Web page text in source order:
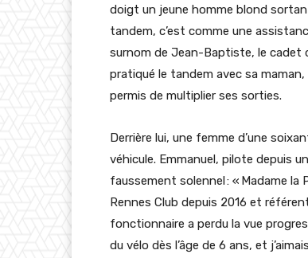
doigt un jeune homme blond
tandem, c’est comme une
surnom de Jean-Baptiste, le cadet
pratiqué le tandem avec sa
permis de multiplier ses sorties.
Derrière lui, une femme d’une
véhicule. Emmanuel, pilote depuis
faussement solennel : « Madame
Rennes Club depuis 2016 et
fonctionnaire a perdu la vue
du vélo dès l’âge de 6 ans, et